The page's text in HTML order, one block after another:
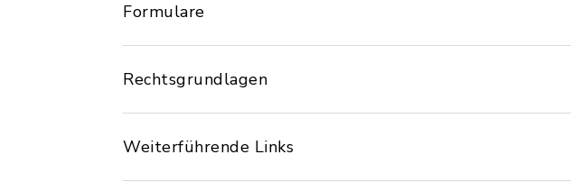
Formulare
Rechtsgrundlagen
Weiterführende Links